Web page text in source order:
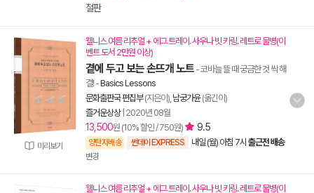
절판
미리보기
웰니스 여름 리추얼 + 에그 트레이. 사우나 빗 키링. 레트로 물병(이
벤트 도서 2만원 이상)
곁에 두고 보는 손뜨개 노트 - 코바늘 뜰 때 궁금한 것 싹 해
결!-Basics Lessons
문화출판국 편집부(지은이), 남궁가윤(옮긴이)
즐거운상상| 2020년 08월
13,500원 (10% 할인 / 750원) 9.5
양탄자배송 썬데이 EXPRESS 내일 (월) 아침 7시 출근전 배송
변경
웰니스 여름 리추얼 + 에그 트레이. 사우나 빗 키링. 레트로 물병(이